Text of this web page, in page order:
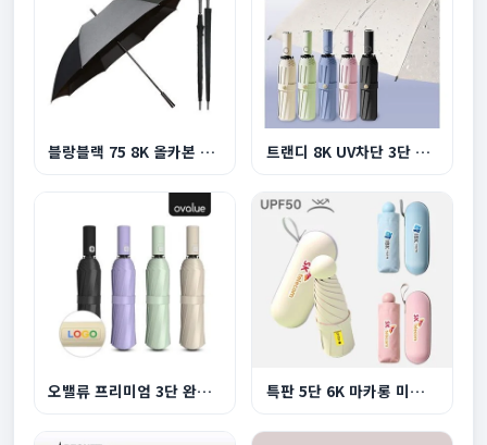
블랑블랙 75 8K 올카본 프리미엄 초경량 골프 장우... 트랜디 8K UV차단 3단 원터치 완자동 양우산
오밸류 프리미엄 3단 완전자동 양우산 특판 5단 6K 마카롱 미니 UV 양우산